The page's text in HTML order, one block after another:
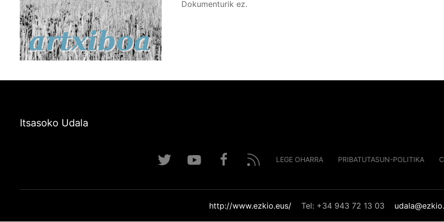
Dokumenturik ez.
Itsasoko Udala
LEGE OHARRA PRIBATUTASUN-POLITIKA
http://www.ezkio.eus/ Tel: +34 943 72 13 03